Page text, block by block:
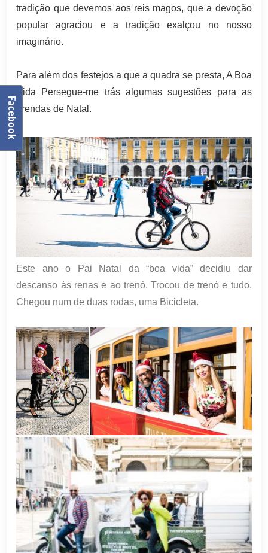
tradição que devemos aos reis magos, que a devoção
popular agraciou e a tradição exalçou no nosso
imaginário.
Para além dos festejos a que a quadra se presta, A Boa
Vida Persegue-me trás algumas sugestões para as
prendas de Natal.
Este ano o Pai Natal da “boa vida” decidiu dar
descanso às renas e ao trenó. Trocou de trenó e tudo.
Chegou num de duas rodas, uma Bicicleta.
Facebook